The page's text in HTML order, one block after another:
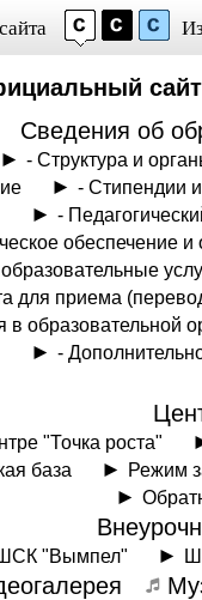
Сведения об
- Структура и
- Стипендии
-
обеспечение
для приема
в образовательной
-
"Точка роста"
база
Режим
"Вымпел"